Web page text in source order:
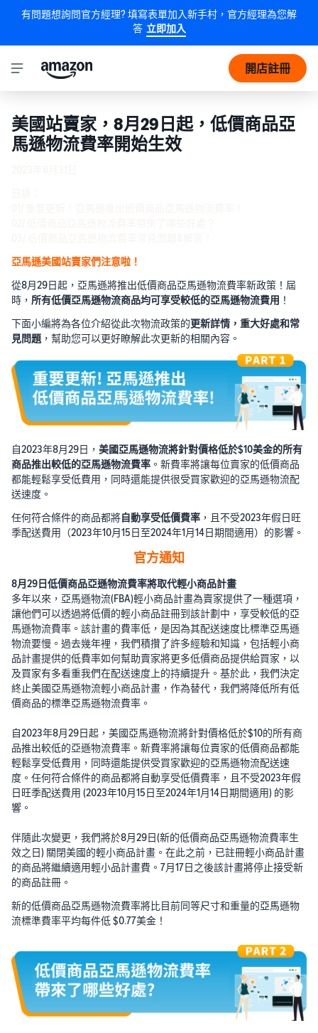
有問題想詢問官方經理? 填寫表單加入新手村，官方經理為您解
答 立即加入
開店註冊
美國站賣家，8月29日起，低價商品亞
馬遜物流費率開始生效
亞馬遜美國站賣家們注意啦！
從8月29日起，亞馬遜將推出低價商品亞馬遜物流費率新政策！屆
時， 所有低價亞馬遜物流商品均可享受較低的亞馬遜物流費用 ！
下面小編將為各位介紹從此次物流政策的更新詳情，重大好處和常
見問題 ，幫助您可以更好瞭解此次更新的相關內容。
自2023年8月29日， 美國亞馬遜物流將針對價格低於$10美金的所有
商品推出較低的亞馬遜物流費率 。新費率將讓每位賣家的低價商品
都能輕鬆享受低費用，同時還能提供很受買家歡迎的亞馬遜物流配
送速度。
任何符合條件的商品都將自動享受低價費率 ，且不受2023年假日旺
季配送費用（2023年10月15日至2024年1月14日期間適用）的影響。
官方通知
8月29日低價商品亞遜物流費率將取代輕小商品計畫
多年以來，亞馬遜物流(FBA)輕小商品計畫為賣家提供了一種選項，
讓他們可以透過將低價的輕小商品註冊到該計劃中，享受較低的亞
馬遜物流費率。該計畫的費率低，是因為其配送速度比標準亞馬遜
物流要慢。過去幾年裡，我們積攢了許多經驗和知識，包括輕小商
品計畫提供的低費率如何幫助賣家將更多低價商品提供給買家，以
及買家有多看重我們在配送速度上的持續提升。基於此，我們決定
終止美國亞馬遜物流輕小商品計畫，作為替代，我們將降低所有低
價商品的標準亞馬遜物流費率。
自2023年8月29日起，美國亞馬遜物流將針對價格低於$10的所有商
品推出較低的亞遜物流費率。新費率將讓每位賣家的低價商品都能
輕鬆享受低費用，同時還能提供受買家歡迎的亞馬遜物流配送速
度。任何符合條件的商品都將自動享受低價費率，且不受2023年假
日旺季配送費用 (2023年10月15日至2024年1月14日期間適用) 的影
響。
伴隨此次變更，我們將於8月29日(新的低價商品亞馬遜物流費率生
效之日) 關閉美國的輕小商品計畫。在此之前，已註冊輕小商品計畫
的商品將繼續適用輕小品計畫費。7月17日之後該計畫將停止接受新
的商品註冊。
新的低價商品亞馬遜物流費率將比目前同等尺寸和重量的亞馬遜物
流標準費率平均每件低 $0.77美金！